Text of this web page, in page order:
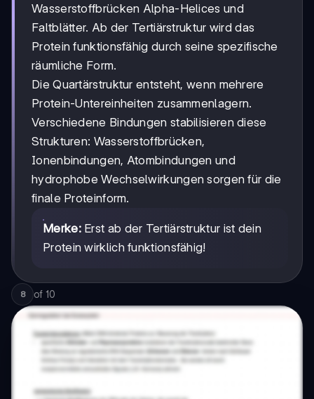
Wasserstoffbrücken Alpha-Helices und
Faltblätter. Ab der Tertiärstruktur wird das
Protein funktionsfähig durch seine spezifische
räumliche Form.
Die Quartärstruktur entsteht, wenn mehrere
Protein-Untereinheiten zusammenlagern.
Verschiedene Bindungen stabilisieren diese
Strukturen: Wasserstoffbrücken,
Ionenbindungen, Atombindungen und
hydrophobe Wechselwirkungen sorgen für die
finale Proteinform.
Merke:Erst ab der Tertiärstruktur ist dein
Protein wirklich funktionsfähig!
8 of 10